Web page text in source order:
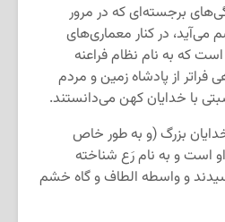
های برجستهای که در مرور
میآید، در کنار معماریهای
که به نام نظام فراعنه
فراتر از پادشاه زمین و مردم
با خدایان کهن میدانستند.
بزرگ (و به طور خاص
است و به نام رَع شناخته
و واسطه الطاف و گاه خشم